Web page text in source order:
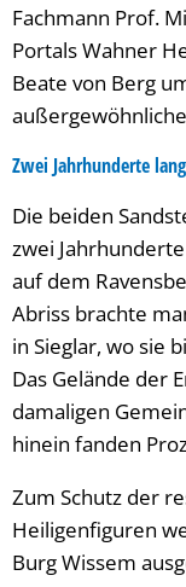
Fachmann Prof.
Portals Wahner
Beate von Berg
Zwei Jahrhunderte
Die beiden
zwei
auf dem
Abriss brachte
in Sieglar, wo sie
Das Gelände der
damaligen
hinein fanden
Zum Schutz der
Heiligenfiguren
Burg Wissem